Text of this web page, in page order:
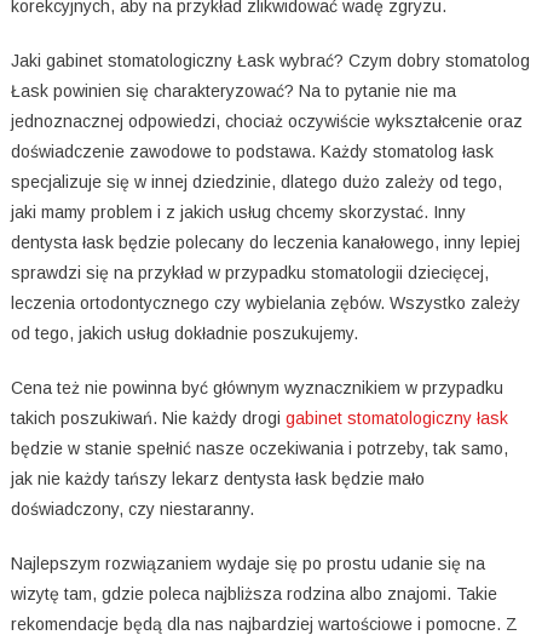
korekcyjnych, aby na przykład zlikwidować wadę zgryzu.
Jaki gabinet stomatologiczny Łask wybrać? Czym dobry stomatolog
Łask powinien się charakteryzować? Na to pytanie nie ma
jednoznacznej odpowiedzi, chociaż oczywiście wykształcenie oraz
doświadczenie zawodowe to podstawa. Każdy stomatolog łask
specjalizuje się w innej dziedzinie, dlatego dużo zależy od tego,
jaki mamy problem i z jakich usług chcemy skorzystać. Inny
dentysta łask będzie polecany do leczenia kanałowego, inny lepiej
sprawdzi się na przykład w przypadku stomatologii dziecięcej,
leczenia ortodontycznego czy wybielania zębów. Wszystko zależy
od tego, jakich usług dokładnie poszukujemy.
Cena też nie powinna być głównym wyznacznikiem w przypadku
takich poszukiwań. Nie każdy drogi gabinet stomatologiczny łask
będzie w stanie spełnić nasze oczekiwania i potrzeby, tak samo,
jak nie każdy tańszy lekarz dentysta łask będzie mało
doświadczony, czy niestaranny.
Najlepszym rozwiązaniem wydaje się po prostu udanie się na
wizytę tam, gdzie poleca najbliższa rodzina albo znajomi. Takie
rekomendacje będą dla nas najbardziej wartościowe i pomocne. Z